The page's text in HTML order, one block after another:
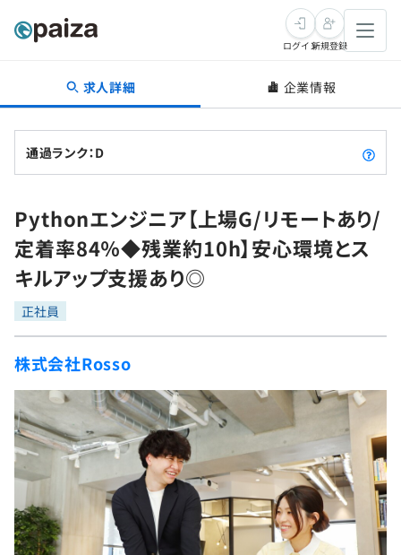
転職・キャリア
転職成功ガイド
転職エージェント
インタビュー
転職成功ガイド
新卒就活
求人検索
本選考
インターン
新卒エージェント
イベント・セミナー
インタビュー
就活成功ガイド
学習
問題集
4択課題
ナレッジ
リファレンス
プラン
個人向けプラン
プログラミング言語
評価結果一覧
再チャレンジ結果一覧
ゲーム・マンガ
Tech Team Journal
paiza times
note
paizaとは？
ログイン新規登録
求人詳細 企業情報
通過ランク：D
Pythonエンジニア【上場G/リモートあり/
定着率84％◆残業約10h】安心環境とス
キルアップ支援あり◎
正社員
株式会社Rosso